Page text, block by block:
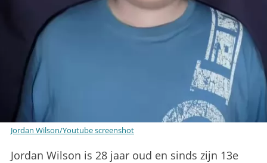
Jordan Wilson/Youtube screenshot
Jordan Wilson is 28 jaar oud en sinds zijn 13e